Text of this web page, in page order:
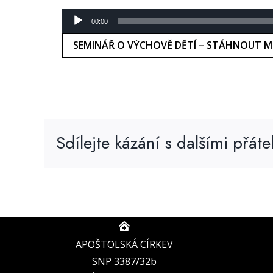
Audio
přehrávač
00:00
SEMINÁŘ O VÝCHOVĚ DĚTÍ – STÁHNOUT
Sdílejte kázání s dalšími
APOŠTOLSKÁ CÍRKEV
SNP 3387/32b